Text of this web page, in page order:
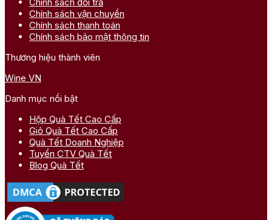
Chính sách vận chuyển
Chính sách thanh toán
Chính sách bảo mật thông tin
Thương hiệu thành viên
Wine VN
Danh mục nổi bật
Hộp Quà Tết Cao Cấp
Giỏ Quà Tết Cao Cấp
Quà Tết Doanh Nghiệp
Tuyển CTV Quà Tết
Blog Quà Tết